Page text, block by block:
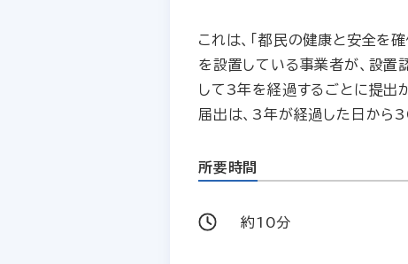
これは、「都民の健康と安全を
を設置している事業者が、設置
して3年を経過するごとに提出
届出は、3年が経過した日から
所要時間
約10分